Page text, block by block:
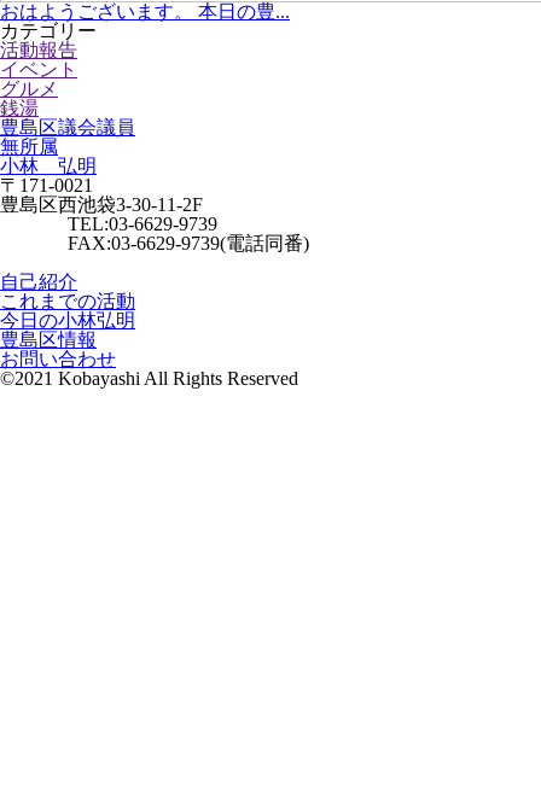
おはようございます。 本日の豊...
カテゴリー
活動報告
イベント
グルメ
銭湯
豊島区議会議員
無所属
小林 弘明
〒171-0021
豊島区西池袋3-30-11-2F
TEL:03-6629-9739
FAX:03-6629-9739(電話同番)
自己紹介
これまでの活動
今日の小林弘明
豊島区情報
お問い合わせ
©2021 Kobayashi All Rights Reserved